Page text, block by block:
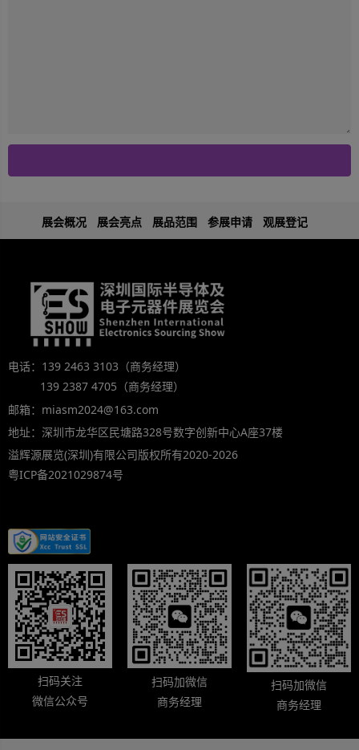
展会概况 展会亮点 展品范围 参展申请 观展登记
电话：139 2463 3103（商务经理）
139 2387 4705（商务经理）
邮箱：miasm2024@163.com
地址：深圳市龙华区民塘路328号数字创新中心A座37楼
溢辉源展览(深圳)有限公司版权所有2020-2026
粤ICP备2021029874号
扫码关注
微信公众号
扫码加微信
商务经理
扫码加微信
商务经理